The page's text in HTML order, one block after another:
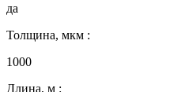
да
Толщина, мкм :
1000
Длина, м :